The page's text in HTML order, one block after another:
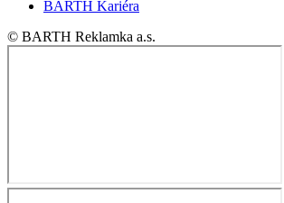
BARTH Kariéra
© BARTH Reklamka a.s.